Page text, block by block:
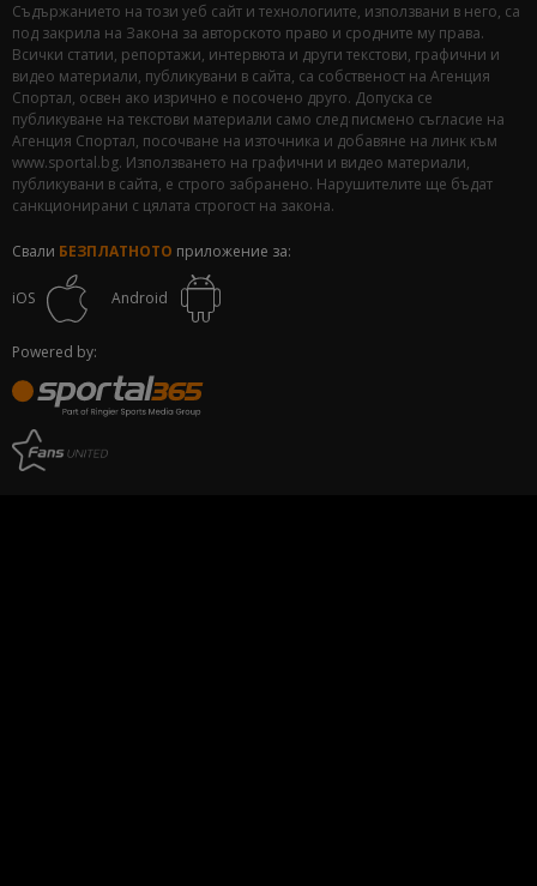
Съдържанието на този уеб сайт и технологиите, използвани в него, са
под закрила на Закона за авторското право и сродните му права.
Всички статии, репортажи, интервюта и други текстови, графични и
видео материали, публикувани в сайта, са собственост на Агенция
Спортал, освен ако изрично е посочено друго. Допуска се
публикуване на текстови материали само след писмено съгласие на
Агенция Спортал, посочване на източника и добавяне на линк към
www.sportal.bg. Използването на графични и видео материали,
публикувани в сайта, е строго забранено. Нарушителите ще бъдат
санкционирани с цялата строгост на закона.
Свали БЕЗПЛАТНОТО приложение за:
iOS Android
Powered by: